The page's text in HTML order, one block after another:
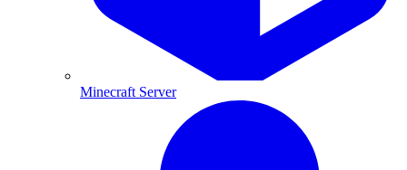
Minecraft Server